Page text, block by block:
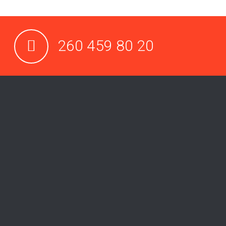
260 459 80 20